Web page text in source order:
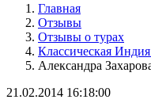
Главная
Отзывы
Отзывы о турах
Классическая
Александра
21.02.2014 16:18:00